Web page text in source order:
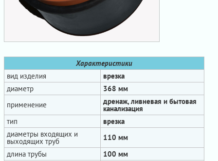
Характеристики
вид изделия
врезка
диаметр
368 мм
применение
дренаж, ливневая и бытовая
канализация
тип
врезка
диаметры входящих и
выходящих труб
110 мм
длина трубы
100 мм